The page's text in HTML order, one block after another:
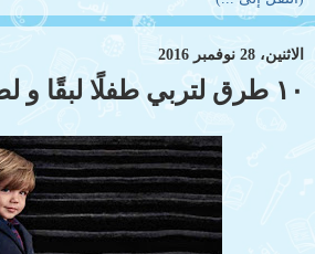
الاثنين، 28 نوفمبر 2016
١٠ طرق لتربي طفلًا لبقًا و لطيفًا